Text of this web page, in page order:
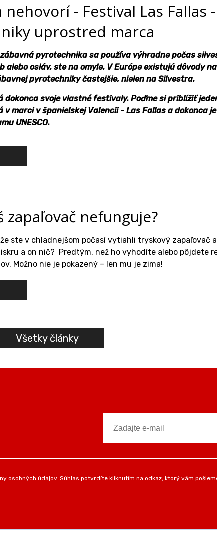
nehovorí - Festival Las Fallas
uprostred marca
pyrotechnika sa používa výhradne počas
alebo osláv, ste na omyle. V Európe existujú dôvody
pyrotechniky častejšie, nielen na Silvestra.
dokonca svoje vlastné festivaly. Poďme si priblížiť
v marci v španielskej Valencii - Las Fallas a dokonca
UNESCO.
zapaľovač nefunguje?
ste v chladnejšom počasí vytiahli tryskový zapaľovač
a on nič? Predtým, než ho vyhodíte alebo pôjdete
Možno nie je pokazený – len mu je zima!
Všetky články
údajov. Súhlas potvrdíte kliknutím na odkaz, ktorý vám